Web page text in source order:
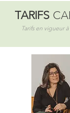
TARIFS
Tarifs en vigueur